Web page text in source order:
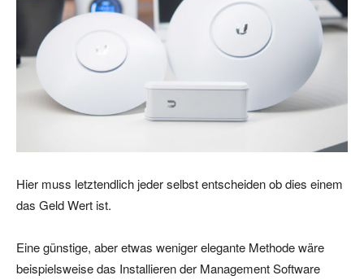
Hier muss letztendlich jeder selbst entscheiden ob dies einem
das Geld Wert ist.
Eine günstige, aber etwas weniger elegante Methode wäre
beispielsweise das Installieren der Management Software